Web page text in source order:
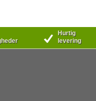
Hurtig
levering